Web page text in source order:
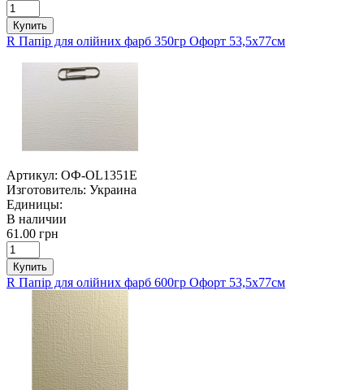
Купить
R Папір для олійних фарб 350гр Офорт 53,5х77см
Артикул: ОФ-OL1351E
Изготовитель: Украина
Единицы:
В наличии
61.00 грн
Купить
R Папір для олійних фарб 600гр Офорт 53,5х77см